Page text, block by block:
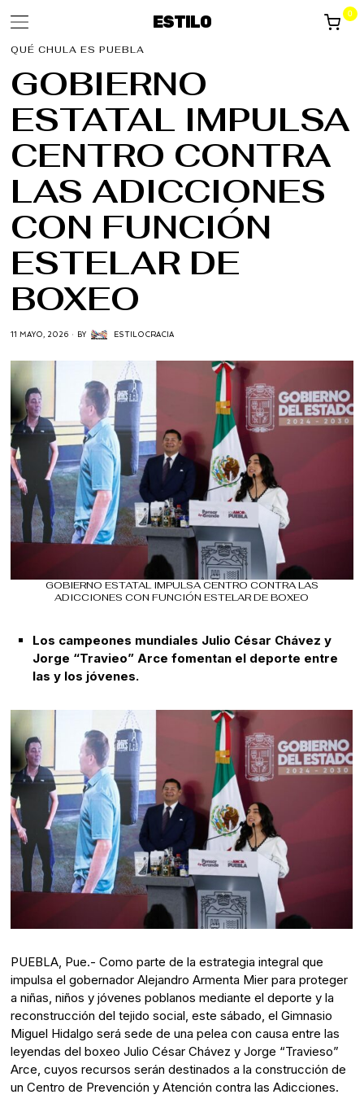
ESTILO 0
QUÉ CHULA ES PUEBLA
GOBIERNO
ESTATAL IMPULSA
CENTRO CONTRA
LAS ADICCIONES
CON FUNCIÓN
ESTELAR DE
BOXEO
11 MAYO, 2026 BY ESTILOCRACIA
GOBIERNO ESTATAL IMPULSA CENTRO CONTRA LAS
ADICCIONES CON FUNCIÓN ESTELAR DE BOXEO
Los campeones mundiales Julio César Chávez y
Jorge “Travieo” Arce fomentan el deporte entre
las y los jóvenes.
PUEBLA, Pue.- Como parte de la estrategia integral que
impulsa el gobernador Alejandro Armenta Mier para proteger
a niñas, niños y jóvenes poblanos mediante el deporte y la
reconstrucción del tejido social, este sábado, el Gimnasio
Miguel Hidalgo será sede de una pelea con causa entre las
leyendas del boxeo Julio César Chávez y Jorge “Travieso”
Arce, cuyos recursos serán destinados a la construcción de
un Centro de Prevención y Atención contra las Adicciones.